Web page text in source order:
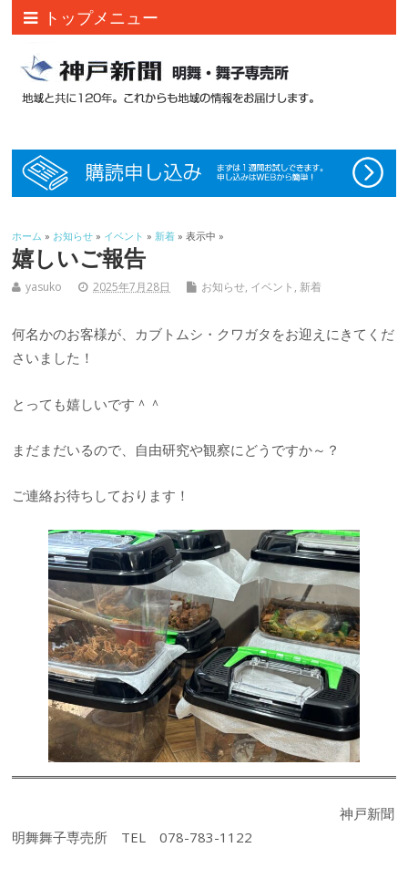
トップメニュー
ホーム » お知らせ » イベント »新着 » 表示中 »
嬉しいご報告
yasuko 2025年7月28日 お知らせ, イベント , 新着
何名かのお客様が、カブトムシ・クワガタをお迎えにきてくだ
さいました！
とっても嬉しいです＾＾
まだまだいるので、自由研究や観察にどうですか～？
ご連絡お待ちしております！
神戸新聞
明舞舞子専売所 TEL 078-783-1122